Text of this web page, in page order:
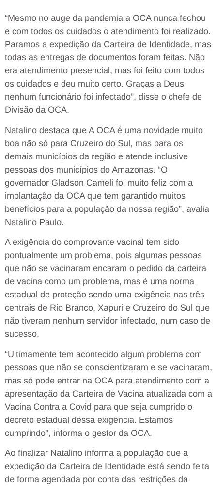
“Mesmo no auge da pandemia a OCA nunca fechou
e com todos os cuidados o atendimento foi realizado.
Paramos a expedição da Carteira de Identidade, mas
todas as entregas de documentos foram feitas. Não
era atendimento presencial, mas foi feito com todos
os cuidados e deu muito certo. Graças a Deus
nenhum funcionário foi infectado”, disse o chefe de
Divisão da OCA.
Natalino destaca que A OCA é uma novidade muito
boa não só para Cruzeiro do Sul, mas para os
demais municípios da região e atende inclusive
pessoas dos municípios do Amazonas. “O
governador Gladson Cameli foi muito feliz com a
implantação da OCA que tem garantido muitos
benefícios para a população da nossa região”, avalia
Natalino Paulo.
A exigência do comprovante vacinal tem sido
pontualmente um problema, pois algumas pessoas
que não se vacinaram encaram o pedido da carteira
de vacina como um problema, mas é uma norma
estadual de proteção sendo uma exigência nas três
centrais de Rio Branco, Xapuri e Cruzeiro do Sul que
não tiveram nenhum servidor infectado, num caso de
sucesso.
“Ultimamente tem acontecido algum problema com
pessoas que não se conscientizaram e se vacinaram,
mas só pode entrar na OCA para atendimento com a
apresentação da Carteira de Vacina atualizada com a
Vacina Contra a Covid para que seja cumprido o
decreto estadual dessa exigência. Estamos
cumprindo”, informa o gestor da OCA.
Ao finalizar Natalino informa a população que a
expedição da Carteira de Identidade está sendo feita
de forma agendada por conta das restrições da